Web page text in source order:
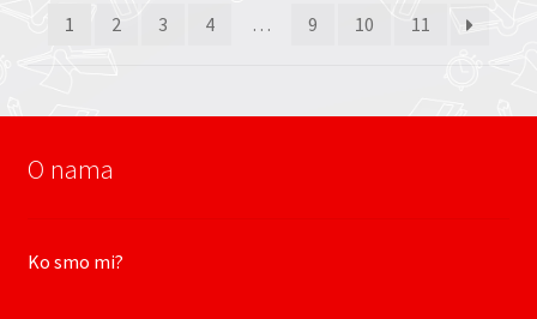
1 2 3 4 … 9 10 11
O nama
Ko smo mi?